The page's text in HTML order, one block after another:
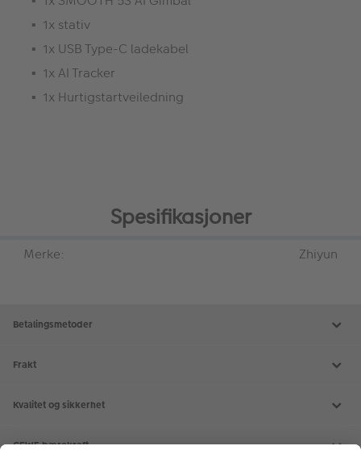
1x stativ
1x USB Type-C ladekabel
1x AI Tracker
1x Hurtigstartveiledning
Spesifikasjoner
Merke: Zhiyun
Betalingsmetoder
Frakt
Kvalitet og sikkerhet
CEWE bærekraft